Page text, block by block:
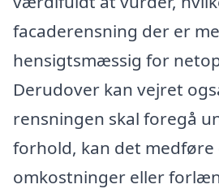
facaderensning der er
hensigtsmæssig for
Derudover kan vejret
rensningen skal foregå
forhold, kan det medføre
omkostninger eller